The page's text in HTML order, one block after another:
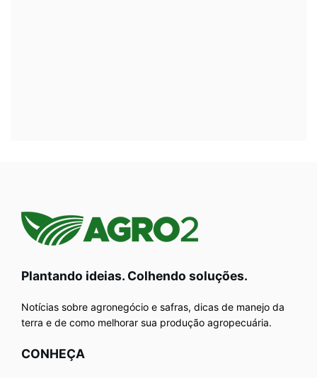
Plantando ideias. Colhendo soluções.
Notícias sobre agronegócio e safras, dicas de manejo da
terra e de como melhorar sua produção agropecuária.
CONHEÇA